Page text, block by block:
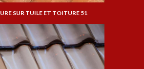
SUR TUILE ET TOITURE 51